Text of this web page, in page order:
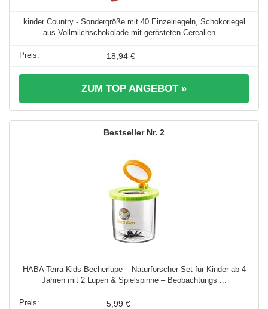
kinder Country - Sondergröße mit 40 Einzelriegeln, Schokoriegel
aus Vollmilchschokolade mit gerösteten Cerealien ...
18,94 €
ZUM TOP ANGEBOT »
2
HABA Terra Kids Becherlupe – Naturforscher-Set für Kinder ab 4
Jahren mit 2 Lupen & Spielspinne – Beobachtungs ...
5,99 €